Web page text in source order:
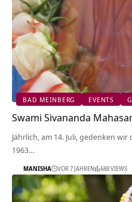
BAD MEINBERG EVENTS
Swami Sivananda
Jährlich, am 14. Juli, gedenken
1963…
MANISHA VOR 7 JAHREN 688 VIEWS